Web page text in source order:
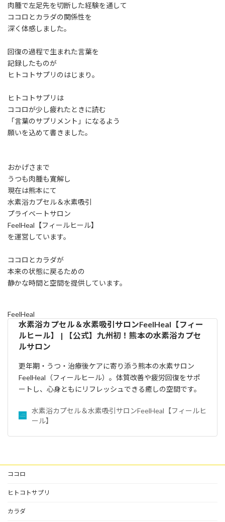
肉腫で左足先を切断した経験を通して
ココロとカラダの関係性を
深く体感しました。
回復の過程で生まれた言葉を
記録したものが
ヒトコトサプリのはじまり。
ヒトコトサプリは
ココロが少し疲れたときに読む
「言葉のサプリメント」になるよう
願いを込めて書きました。
おかげさまで
うつも肉腫も寛解し
現在は熊本にて
水素浴カプセル＆水素吸引
プライベートサロン
FeelHeal【フィールヒール】
を運営しています。
ココロとカラダが
本来の状態に戻るための
静かな時間と空間を提供しています。
FeelHeal
水素浴カプセル＆水素吸引サロンFeelHeal【フィー
ルヒール】 | 【公式】九州初！熊本の水素浴カプセ
ルサロン
更年期・うつ・治療後ケアに寄り添う熊本の水素サロン
FeelHeal（フィールヒール）。体質改善や疲労回復をサポ
ートし、心身ともにリフレッシュできる癒しの空間です。
水素浴カプセル＆水素吸引サロンFeelHeal【フィールヒ
ール】
ココロ
ヒトコトサプリ
カラダ